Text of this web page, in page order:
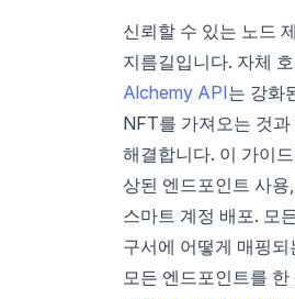
신뢰할 수 있는 노드
지름길입니다. 자체
Alchemy API는 강화
NFT를 가져오는 것
해결합니다. 이 가이
상된 엔드포인트 사
스마트 계정 배포. 모
구서에 어떻게 매핑
모든 엔드포인트를